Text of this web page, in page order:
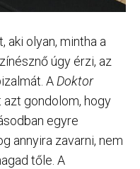
aki olyan, mintha a
úgy érzi, az
A Doktor
azt gondolom, hogy
egyre
annyira zavarni, nem
tőle. A